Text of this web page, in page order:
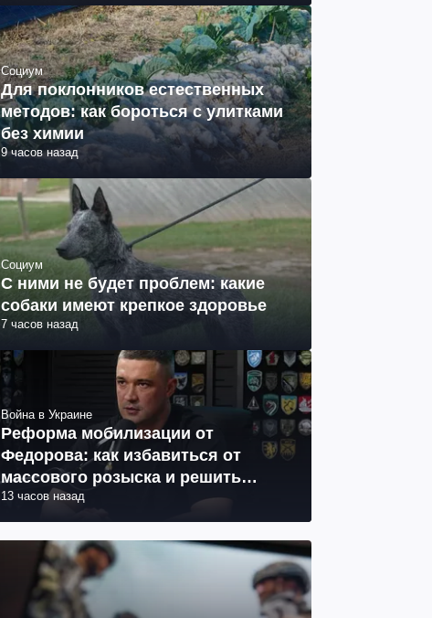
Социум
Для поклонников естественных
методов: как бороться с улитками
без химии
9 часов назад
Социум
С ними не будет проблем: какие
собаки имеют крепкое здоровье
7 часов назад
Война в Украине
Реформа мобилизации от
Федорова: как избавиться от
массового розыска и решить
проблему СОЧ
13 часов назад